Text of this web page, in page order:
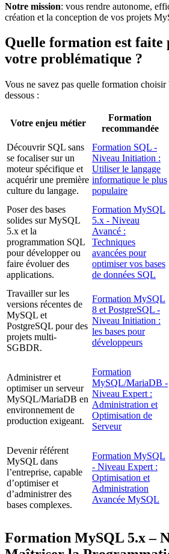
Notre mission: vous rendre autonome,
création et la conception de vos projets
Quelle formation est faite
votre problématique ?
Vous ne savez pas quelle formation
dessous :
Votre enjeu métier
Formation
recommandée
Découvrir SQL sans
se focaliser sur un
moteur spécifique et
acquérir une première
culture du langage.
Formation SQL -
Niveau Initiation :
Utiliser le langage
informatique le plus
populaire
Poser des bases
solides sur MySQL
5.x et la
programmation SQL
pour développer ou
faire évoluer des
applications.
Formation MySQL
5.x - Niveau
Avancé :
Techniques
avancées pour
optimiser vos bases
de données SQL
Travailler sur les
versions récentes de
MySQL et
PostgreSQL pour des
projets multi-
SGBDR.
Formation MySQL
8 et PostgreSQL -
Niveau Initiation :
les bases pour
développeurs
Administrer et
optimiser un serveur
MySQL/MariaDB en
environnement de
production exigeant.
Formation
MySQL/MariaDB -
Niveau Expert :
Administration et
Optimisation de
Serveur
Devenir référent
MySQL dans
l’entreprise, capable
d’optimiser et
d’administrer des
bases complexes.
Formation MySQL
- Niveau Expert :
Optimisation et
Administration
Avancée MySQL
Formation MySQL 5.x –